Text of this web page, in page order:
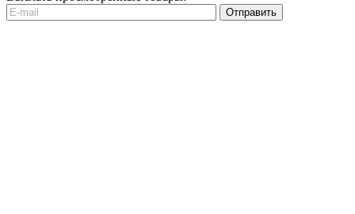
Отправить